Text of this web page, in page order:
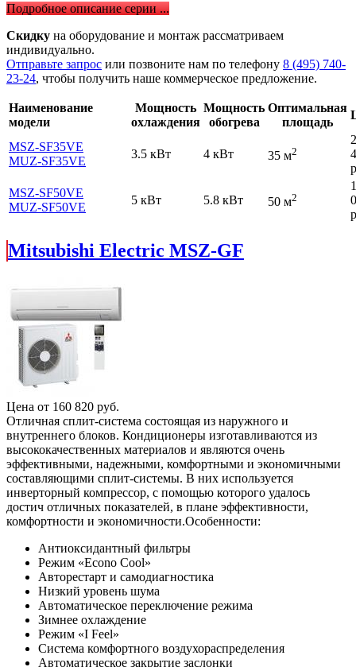
Подробное описание серии ...
Скидку на оборудование и монтаж рассматриваем
индивидуально.
Отправьте запрос или позвоните нам по телефону 8 (495) 740-
23-24, чтобы получить наше коммерческое предложение.
Наименование
модели
Мощность
охлаждения
Мощность
обогрева
Оптимальная
площадь
MSZ-SF35VE
MUZ-SF35VE
3.5 кВт 4 кВт 35 м2
MSZ-SF50VE
MUZ-SF50VE
5 кВт 5.8 кВт 50 м2
Mitsubishi Electric MSZ-GF
Цена от 160 820 руб.
Отличная сплит-система состоящая из наружного и
внутреннего блоков. Кондиционеры изготавливаются из
высококачественных материалов и являются очень
эффективными, надежными, комфортными и экономичными
составляющими сплит-системы. В них используется
инверторный компрессор, с помощью которого удалось
достич отличных показателей, в плане эффективности,
комфортности и экономичности.Особенности:
Антиоксидантный фильтры
Режим «Econo Cool»
Авторестарт и самодиагностика
Низкий уровень шума
Автоматическое переключение режима
Зимнее охлаждение
Режим «I Feel»
Система комфортного воздухораспределения
Автоматическое закрытие заслонки